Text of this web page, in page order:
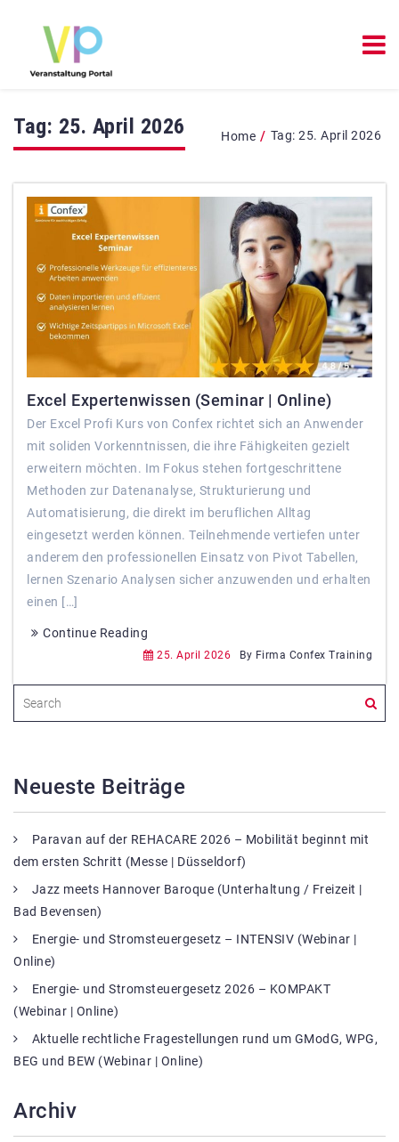
Tag: 25. April 2026 Home / Tag: 25. April 2026
Excel Expertenwissen (Seminar | Online)
Der Excel Profi Kurs von Confex richtet sich an Anwender
mit soliden Vorkenntnissen, die ihre Fähigkeiten gezielt
erweitern möchten. Im Fokus stehen fortgeschrittene
Methoden zur Datenanalyse, Strukturierung und
Automatisierung, die direkt im beruflichen Alltag
eingesetzt werden können. Teilnehmende vertiefen unter
anderem den professionellen Einsatz von Pivot Tabellen,
lernen Szenario Analysen sicher anzuwenden und erhalten
einen […]
Continue Reading
25. April 2026 By Firma Confex Training
Neueste Beiträge
Paravan auf der REHACARE 2026 – Mobilität beginnt mit
dem ersten Schritt (Messe | Düsseldorf)
Jazz meets Hannover Baroque (Unterhaltung / Freizeit |
Bad Bevensen)
Energie- und Stromsteuergesetz – INTENSIV (Webinar |
Online)
Energie- und Stromsteuergesetz 2026 – KOMPAKT
(Webinar | Online)
Aktuelle rechtliche Fragestellungen rund um GModG, WPG,
BEG und BEW (Webinar | Online)
Archiv